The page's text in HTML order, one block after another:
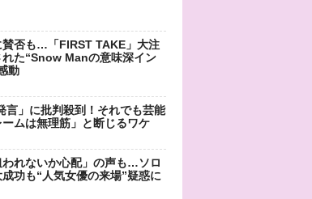
賛否も…「FIRST TAKE」大注
れた“Snow Manの意味深イン
動
言」に批判殺到！それでも芸能
ムは無理筋」と断じるワケ
われないか心配」の声も…ソロ
成功も“人気女優の来場”疑惑に